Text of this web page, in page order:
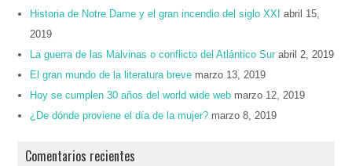
Historia de Notre Dame y el gran incendio del siglo XXI
abril 15,
2019
La guerra de las Malvinas o conflicto del Atlántico Sur abril 2, 2019
El gran mundo de la literatura breve marzo 13, 2019
Hoy se cumplen 30 años del world wide web marzo 12, 2019
¿De dónde proviene el día de la mujer? marzo 8, 2019
Comentarios recientes